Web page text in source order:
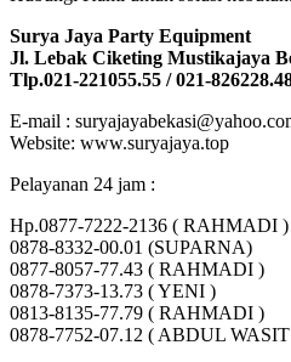
Surya Jaya Party Equipment
Jl. Lebak Ciketing Mustikajaya
Tlp.021-221055.55 / 021-
E-mail :
Website: www.suryajaya.top
Pelayanan 24 jam :
Hp.0877-7222-2136 ( RAHMADI )
0878-8332-00.01 (SUPARNA)
0877-8057-77.43 ( RAHMADI )
0878-7373-13.73 ( YENI )
0813-8135-77.79 ( RAHMADI )
0878-7752-07.12 ( ABDUL